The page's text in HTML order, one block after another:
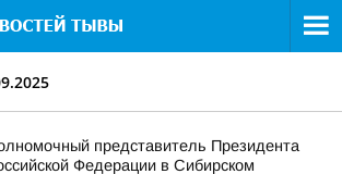
представитель Президента
Федерации в Сибирском